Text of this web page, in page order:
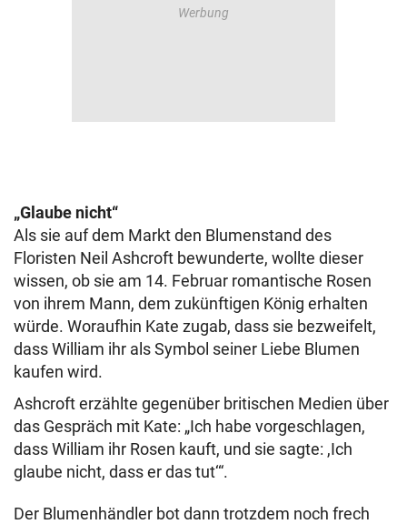
„Glaube nicht“
Als sie auf dem Markt den Blumenstand des
Floristen Neil Ashcroft bewunderte, wollte dieser
wissen, ob sie am 14. Februar romantische Rosen
von ihrem Mann, dem zukünftigen König erhalten
würde. Woraufhin Kate zugab, dass sie bezweifelt,
dass William ihr als Symbol seiner Liebe Blumen
kaufen wird.
Ashcroft erzählte gegenüber britischen Medien über
das Gespräch mit Kate: „Ich habe vorgeschlagen,
dass William ihr Rosen kauft, und sie sagte: ,Ich
glaube nicht, dass er das tut‘“.
Der Blumenhändler bot dann trotzdem noch frech